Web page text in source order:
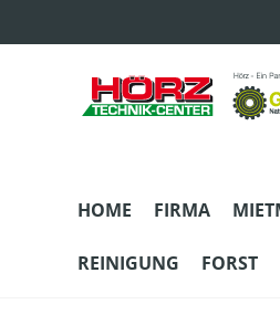
HOME FIRMA
REINIGUNG FORST